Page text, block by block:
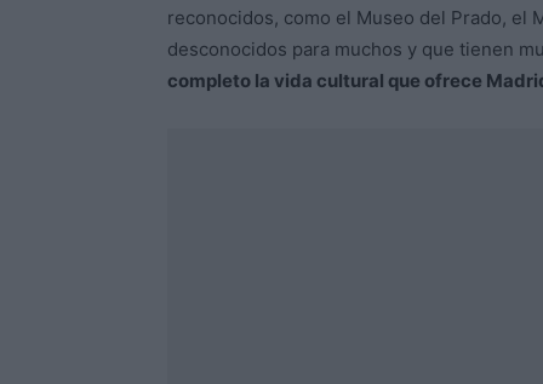
reconocidos, como el Museo del Prado, el
desconocidos para muchos y que tienen
completo la vida cultural que ofrece